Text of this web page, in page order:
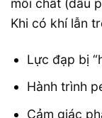
môi chất (dầu
Khi có khí lẫn
Lực đạp bị
Hành trình
Cảm giác